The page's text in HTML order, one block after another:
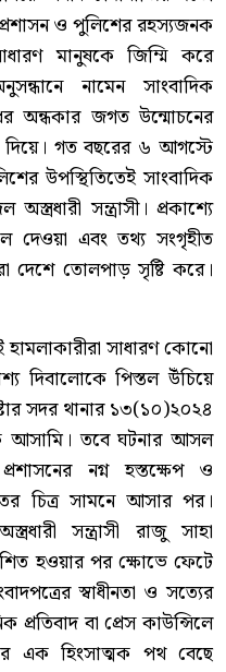
ও পুলিশের রহস্যজনক
মানুষকে জিম্মি করে
নামেন সাংবাদিক
অন্ধকার জগত উন্মোচনের
গত বছরের ৬ আগস্টে
উপস্থিতিতেই সাংবাদিক
সন্ত্রাসী। প্রকাশ্যে
দেওয়া এবং তথ্য সংগৃহীত
দেশে তোলপাড় সৃষ্টি করে।
সাধারণ কোনো
দিবালোকে পিস্তল উঁচিয়ে
সদর থানার ১৩(১০)২০২৪
আসামি। তবে ঘটনার আসল
নগ্ন হস্তক্ষেপ ও
চিত্র সামনে আসার পর।
সন্ত্রাসী রাজু সাহা
হওয়ার পর ক্ষোভে ফেটে
স্বাধীনতা ও সত্যের
প্রতিবাদ বা প্রেস কাউন্সিলে
এক হিংসাত্মক পথ বেছে